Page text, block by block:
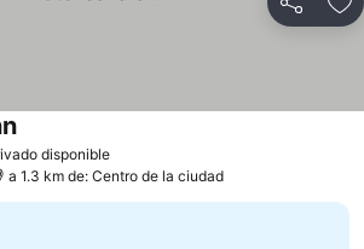
Compartir
disponibleVer precios
Ver precios
a 1.3 km de: Centro de la ciudad